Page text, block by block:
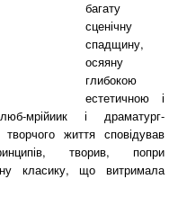
багату
сценічну
спадщину,
осяяну
глибокою
естетичною і
мрійиик і драматург-
життя сповідував
творив, попри
класику, що витримала